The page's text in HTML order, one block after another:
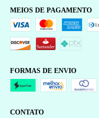
MEIOS DE PAGAMENTO
FORMAS DE ENVIO
CONTATO